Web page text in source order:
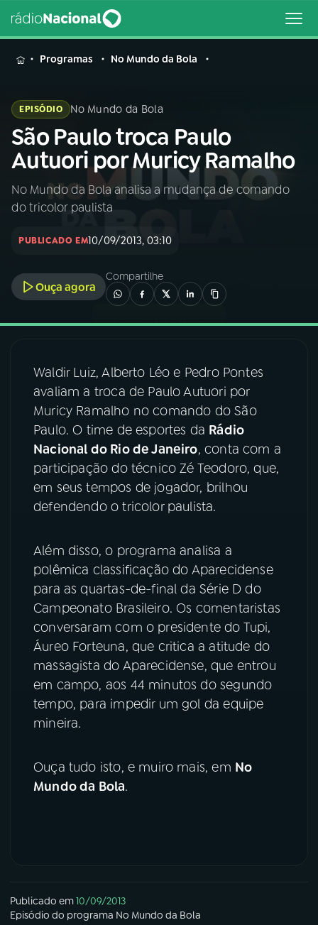
MENU
Buscar
na
Rádio
Nacional
Buscar
04 PROGRAMAS
05PODCASTS
06 VIDEOCASTS
08FESTIVAL DE MÚSICA
ACOMPANHE A RÁDIO NACIONAL
YouTube Facebook
Instagram
Programas No Mundo da Bola
EPISÓDIO No Mundo da Bola
São Paulo troca Paulo
Autuori por Muricy Ramalho
No Mundo da Bola analisa a mudança de comando
do tricolor paulista
PUBLICADO EM10/09/2013, 03:10
Ouça agora
Compartilhe
Waldir Luiz, Alberto Léo e Pedro Pontes
avaliam a troca de Paulo Autuori por
Muricy Ramalho no comando do São
Paulo. O time de esportes da Rádio
Nacional do Rio de Janeiro, conta com a
participação do técnico Zé Teodoro, que,
em seus tempos de jogador, brilhou
defendendo o tricolor paulista.
Além disso, o programa analisa a
polêmica classificação do Aparecidense
para as quartas-de-final da Série D do
Campeonato Brasileiro. Os comentaristas
conversaram com o presidente do Tupi,
Áureo Forteuna, que critica a atitude do
massagista do Aparecidense, que entrou
em campo, aos 44 minutos do segundo
tempo, para impedir um gol da equipe
mineira.
Ouça tudo isto, e muiro mais, em No
Mundo da Bola.
Publicado em10/09/2013
Episódio do programa No Mundo da Bola